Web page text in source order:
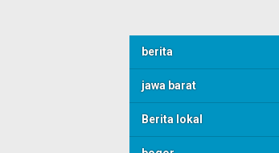
berita
jawa barat
Berita lokal